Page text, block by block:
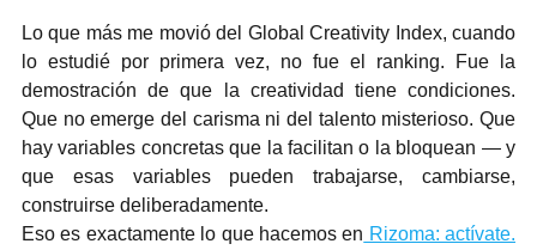
Lo que más me movió del Global Creativity Index, cuando
lo estudié por primera vez, no fue el ranking. Fue la
demostración de que la creatividad tiene condiciones.
Que no emerge del carisma ni del talento misterioso. Que
hay variables concretas que la facilitan o la bloquean — y
que esas variables pueden trabajarse, cambiarse,
construirse deliberadamente.
Eso es exactamente lo que hacemos en Rizoma: actívate.